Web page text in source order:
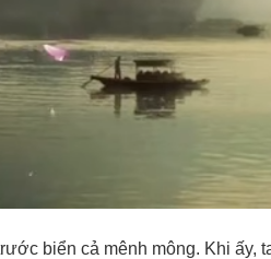
biển cả mênh mông. Khi ấy,